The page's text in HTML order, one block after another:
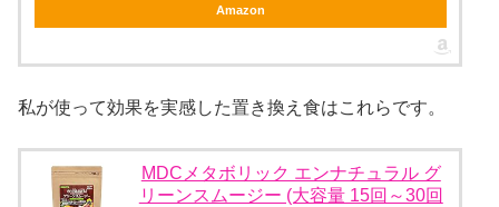
Amazon
私が使って効果を実感した置き換え食はこれらです。
MDCメタボリック エンナチュラル グ
リーンスムージー (大容量 15回～30回